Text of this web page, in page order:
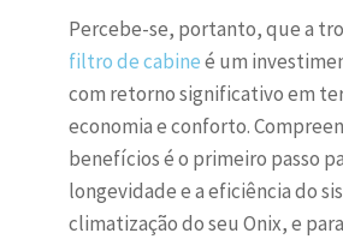
Percebe-se, portanto, que a
filtro de cabineé um
com retorno significativo em
economia e conforto.
benefícios é o primeiro passo
longevidade e a eficiência do
climatização do seu Onix, e